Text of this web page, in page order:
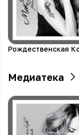
Медиатека